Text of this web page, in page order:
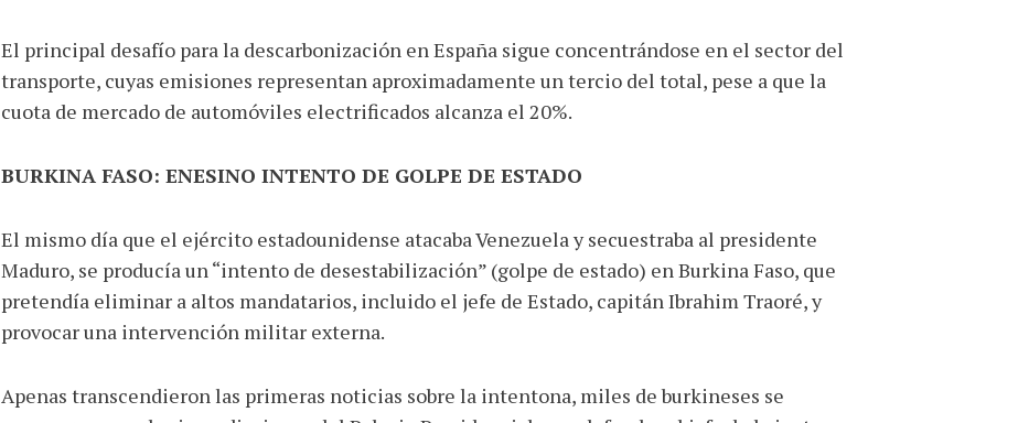
El principal desafío para la descarbonización en España sigue concentrándose en el sector del
transporte, cuyas emisiones representan aproximadamente un tercio del total, pese a que la
cuota de mercado de automóviles electrificados alcanza el 20%.
BURKINA FASO: ENESINO INTENTO DE GOLPE DE ESTADO
El mismo día que el ejército estadounidense atacaba Venezuela y secuestraba al presidente
Maduro, se producía un “intento de desestabilización” (golpe de estado) en Burkina Faso, que
pretendía eliminar a altos mandatarios, incluido el jefe de Estado, capitán Ibrahim Traoré, y
provocar una intervención militar externa.
Apenas transcendieron las primeras noticias sobre la intentona, miles de burkineses se